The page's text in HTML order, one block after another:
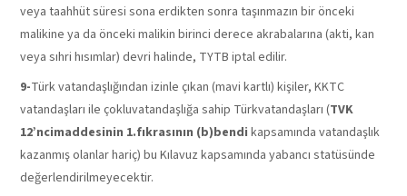
veya taahhüt süresi sona erdikten sonra taşınmazın bir önceki
malikine ya da önceki malikin birinci derece akrabalarına (akti, kan
veya sıhri hısımlar) devri halinde, TYTB iptal edilir.
9-Türk vatandaşlığından izinle çıkan (mavi kartlı) kişiler, KKTC
vatandaşları ile çokluvatandaşlığa sahip Türkvatandaşları (TVK
12’ncimaddesinin 1.fıkrasının (b)bendikapsamında vatandaşlık
kazanmış olanlar hariç) bu Kılavuz kapsamında yabancı statüsünde
değerlendirilmeyecektir.